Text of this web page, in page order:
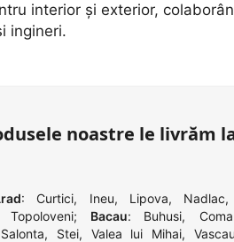
interior și exterior,
ingineri.
noastre le livrăm
: Curtici, Ineu, Lipova, Nadlac,
Topoloveni; Bacau: Buhusi,
Salonta, Stei, Valea lui Mihai, Vascau